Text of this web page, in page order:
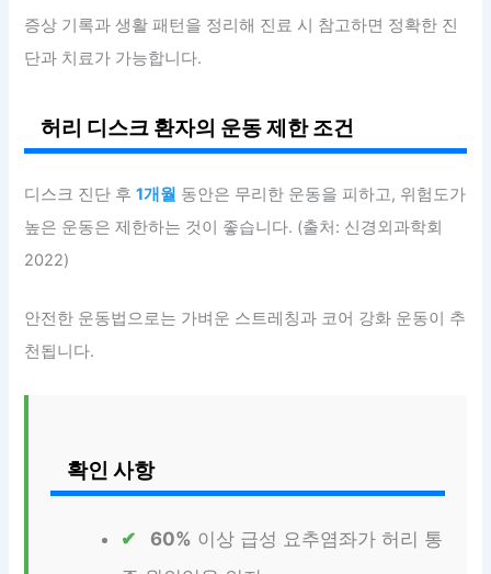
증상 기록과 생활 패턴을 정리해 진료 시 참고하면 정확한 진
단과 치료가 가능합니다.
허리 디스크 환자의 운동 제한 조건
디스크 진단 후1개월 동안은 무리한 운동을 피하고, 위험도가
높은 운동은 제한하는 것이 좋습니다. (출처: 신경외과학회
2022)
안전한 운동법으로는 가벼운 스트레칭과 코어 강화 운동이 추
천됩니다.
확인 사항
60% 이상 급성 요추염좌가 허리 통